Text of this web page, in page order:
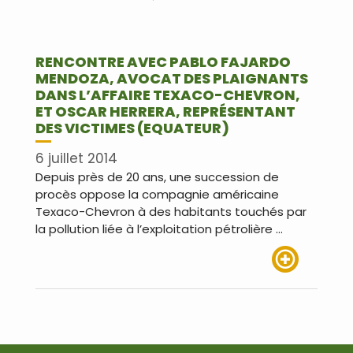
RENCONTRE AVEC PABLO FAJARDO
MENDOZA, AVOCAT DES PLAIGNANTS
DANS L’AFFAIRE TEXACO-CHEVRON,
ET OSCAR HERRERA, REPRÉSENTANT
DES VICTIMES (EQUATEUR)
6 juillet 2014
Depuis près de 20 ans, une succession de
procès oppose la compagnie américaine
Texaco-Chevron à des habitants touchés par
la pollution liée à l’exploitation pétrolière …